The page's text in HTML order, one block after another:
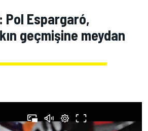
Pol Espargaró,
geçmişine meydan